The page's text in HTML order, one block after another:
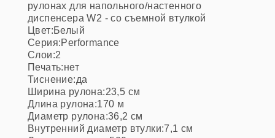
рулонах для напольного/настенного
диспенсера W2 - со съемной втулкой
Цвет:Белый
Серия:Performance
Cлои:2
Печать:нет
Тиснение:да
Ширина рулона:23,5 см
Длина рулона:170 м
Диаметр рулона:36,2 см
Внутренний диаметр втулки:7,1 см